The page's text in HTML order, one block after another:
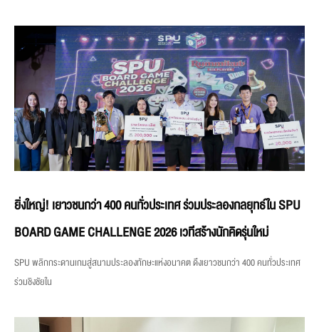
ยิ่งใหญ่! เยาวชนกว่า 400 คนทั่วประเทศ ร่วมประลองกลยุทธ์ใน SPU
BOARD GAME CHALLENGE 2026 เวทีสร้างนักคิดรุ่นใหม่
SPU พลิกกระดานเกมสู่สนามประลองทักษะแห่งอนาคต ดึงเยาวชนกว่า 400 คนทั่วประเทศ
ร่วมชิงชัยใน